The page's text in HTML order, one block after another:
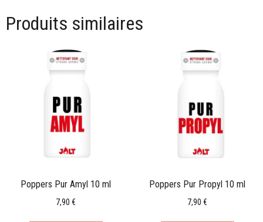
Produits similaires
Poppers Pur Amyl 10 ml
7,90 €
Poppers Pur Propyl 10 ml
7,90 €